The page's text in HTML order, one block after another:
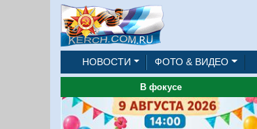
НОВОСТИ ФОТО & ВИДЕО
В фокусе